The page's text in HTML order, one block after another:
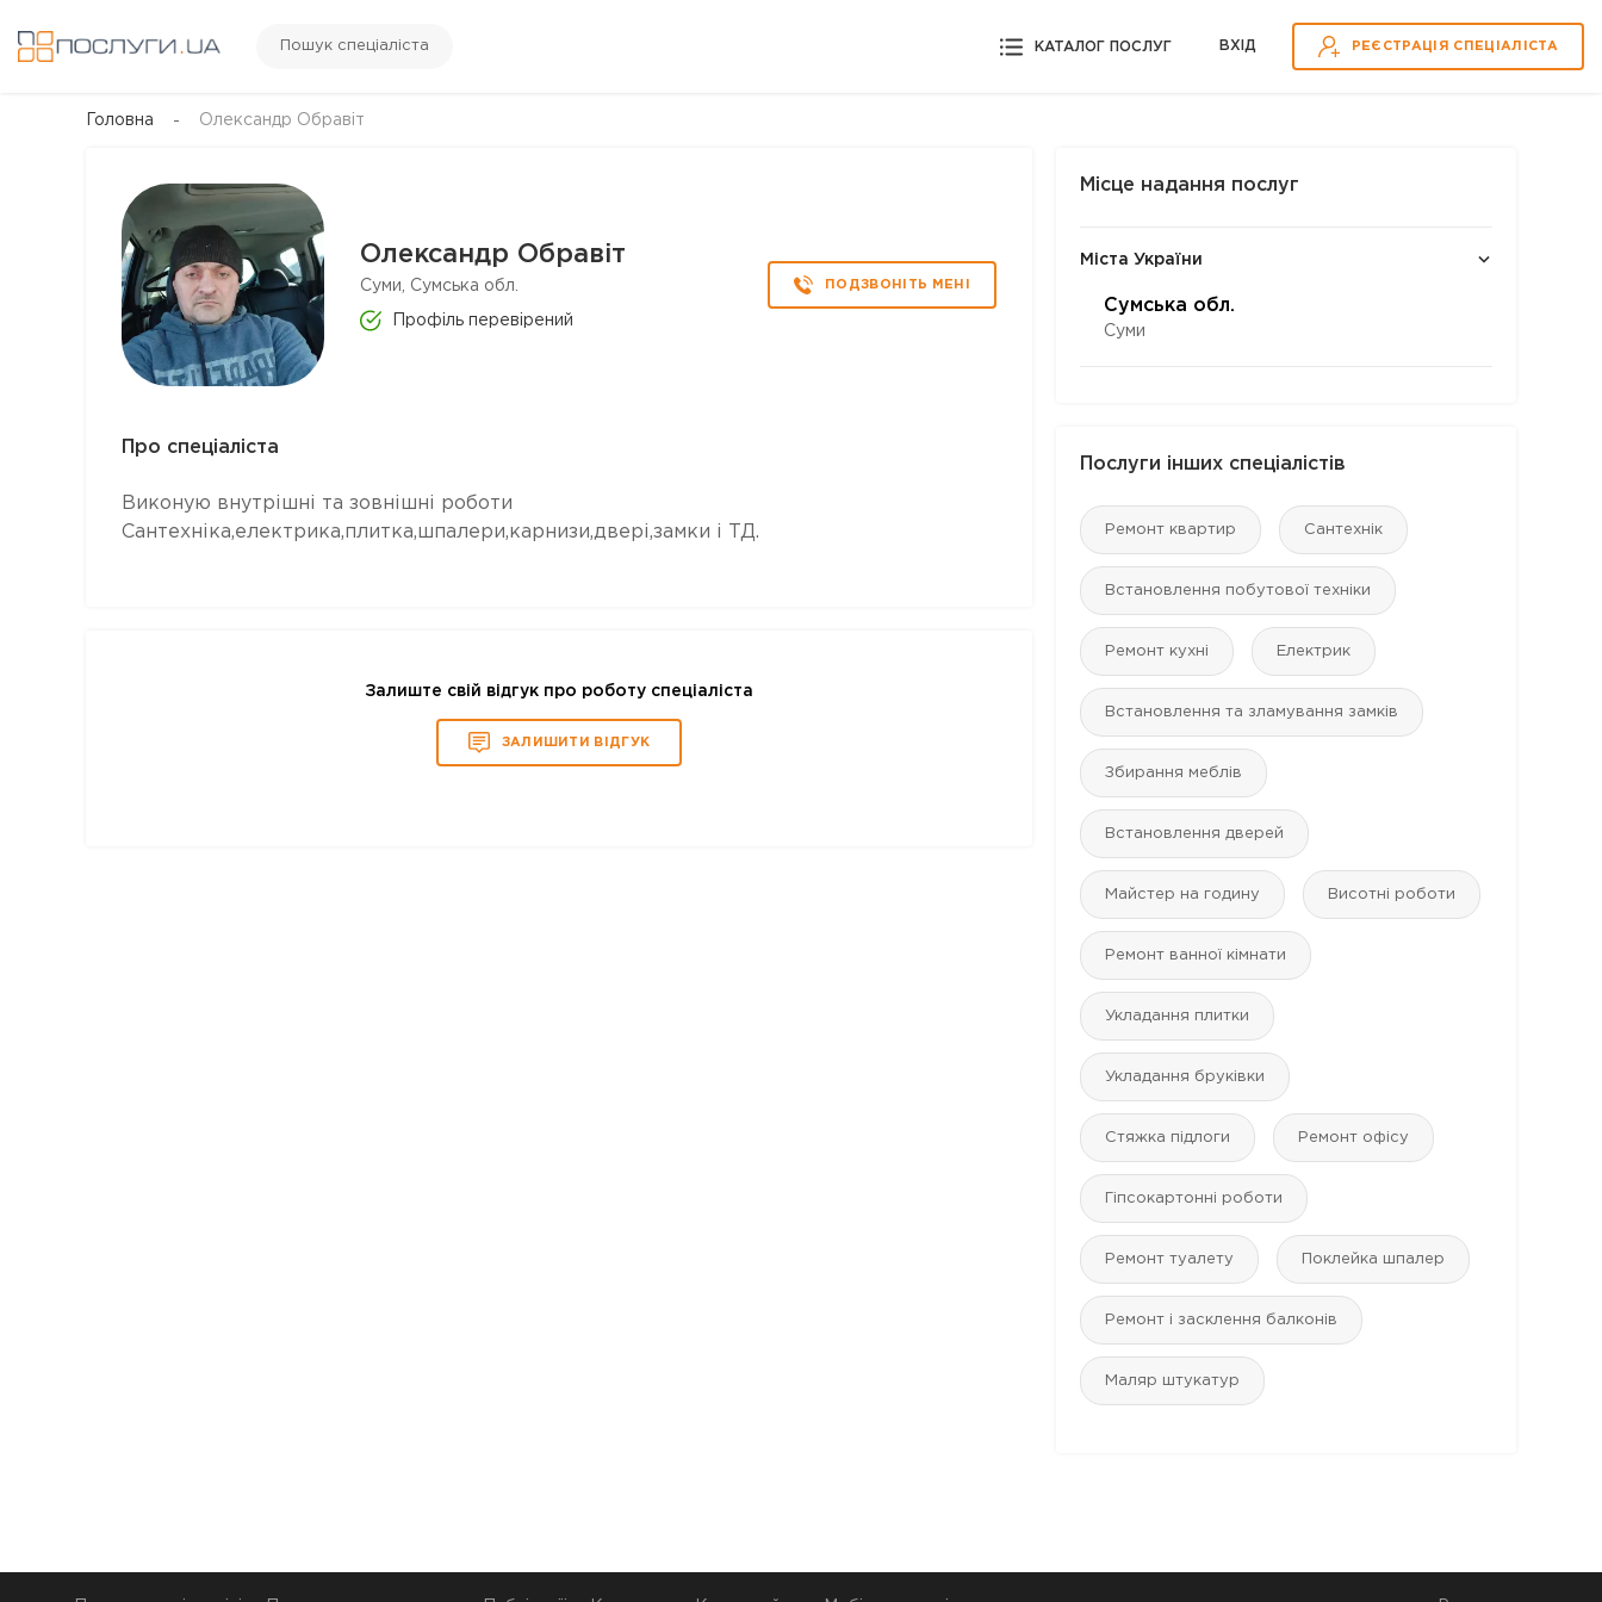
Пошук спеціаліста КАТАЛОГ ПОСЛУГ ВХІД РЕЄСТРАЦІЯ СПЕЦІАЛІСТА
Головна Олександр Обравіт
Олександр Обравіт
Суми, Сумська обл.
Профіль перевірений
ПОДЗВОНІТЬ МЕНІ
Про спеціаліста
Виконую внутрішні та зовнішні роботи
Сантехніка,електрика,плитка,шпалери,карнизи,двері,замки і ТД.
Залиште свій відгук про роботу спеціаліста
ЗАЛИШИТИ ВІДГУК
Місце надання послуг
Міста України
Сумська обл.
Суми
Послуги інших спеціалістів
Ремонт квартир Сантехнік
Встановлення побутової техніки
Ремонт кухні Електрик
Встановлення та зламування замків
Збирання меблів
Встановлення дверей
Майстер на годину Висотні роботи
Ремонт ванної кімнати
Укладання плитки
Укладання бруківки
Стяжка підлоги Ремонт офісу
Гіпсокартонні роботи
Ремонт туалету Поклейка шпалер
Ремонт і засклення балконів
Маляр штукатур